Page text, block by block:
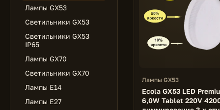
Лампы GX53
Светильники GX53
Светильники GX53
IP65
Лампы GX70
Светильники GX70
Лампы E14
Лампы E27
Лампы GX53
Ecola GX53 LED
6,0W Tablet 220V